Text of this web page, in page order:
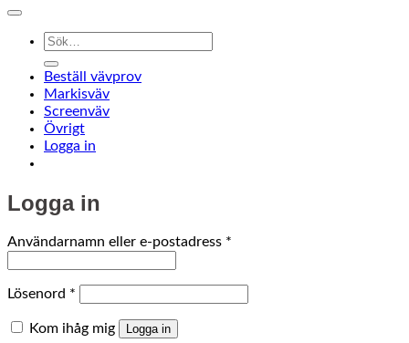
Sök
Beställ vävprov
Markisväv
Screenväv
Övrigt
Logga in
Logga in
Användarnamn eller e-postadress *
Lösenord *
Kom ihåg mig Logga in